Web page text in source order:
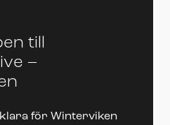
till
–
för Winterviken